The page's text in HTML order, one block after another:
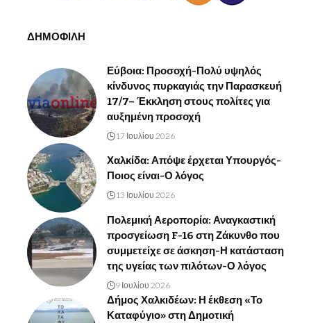
ΔΗΜΟΦΙΛΗ
Εύβοια: Προσοχή-Πολύ υψηλός
κίνδυνος πυρκαγιάς την Παρασκευή
17/7– Έκκληση στους πολίτες για
αυξημένη προσοχή
17 Ιουλίου 2026
Χαλκίδα: Απόψε έρχεται Υπουργός-
Ποιος είναι-Ο λόγος
13 Ιουλίου 2026
Πολεμική Αεροπορία: Αναγκαστική
προσγείωση F-16 στη Ζάκυνθο που
συμμετείχε σε άσκηση-Η κατάσταση
της υγείας των πιλότων-Ο λόγος
9 Ιουλίου 2026
Δήμος Χαλκιδέων: Η έκθεση «Το
Καταφύγιο» στη Δημοτική